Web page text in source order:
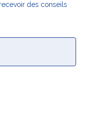
des conseils